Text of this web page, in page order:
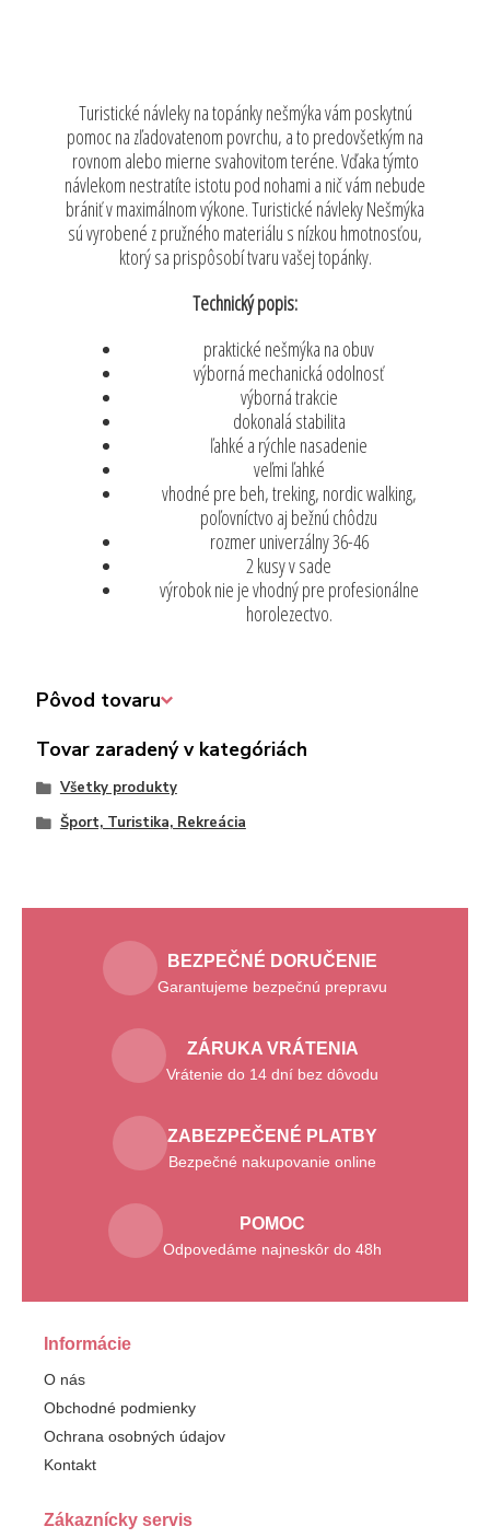
Turistické návleky na topánky nešmýka vám poskytnú
pomoc na zľadovatenom povrchu, a to predovšetkým na
rovnom alebo mierne svahovitom teréne. Vďaka týmto
návlekom nestratíte istotu pod nohami a nič vám nebude
brániť v maximálnom výkone. Turistické návleky Nešmýka
sú vyrobené z pružného materiálu s nízkou hmotnosťou,
ktorý sa prispôsobí tvaru vašej topánky.
Technický popis:
praktické nešmýka na obuv
výborná mechanická odolnosť
výborná trakcie
dokonalá stabilita
ľahké a rýchle nasadenie
veľmi ľahké
vhodné pre beh, treking, nordic walking,
poľovníctvo aj bežnú chôdzu
rozmer univerzálny 36-46
2 kusy v sade
výrobok nie je vhodný pre profesionálne
horolezectvo.
Pôvod tovaru
Tovar zaradený v kategóriách
Všetky produkty
Šport, Turistika, Rekreácia
BEZPEČNÉ DORUČENIE
Garantujeme bezpečnú prepravu
ZÁRUKA VRÁTENIA
Vrátenie do 14 dní bez dôvodu
ZABEZPEČENÉ PLATBY
Bezpečné nakupovanie online
POMOC
Odpovedáme najneskôr do 48h
Informácie
O nás
Obchodné podmienky
Ochrana osobných údajov
Kontakt
Zákaznícky servis